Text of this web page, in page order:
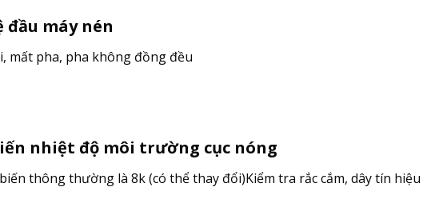
đầu máy nén
mất pha, pha không đồng đều
nhiệt độ môi trường cục nóng
thông thường là 8k (có thể thay đổi)Kiểm tra rắc cắm, dây tín hiệu